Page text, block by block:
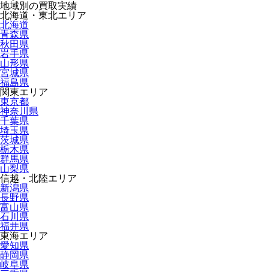
地域別の買取実績
北海道・東北エリア
北海道
青森県
秋田県
岩手県
山形県
宮城県
福島県
関東エリア
東京都
神奈川県
千葉県
埼玉県
茨城県
栃木県
群馬県
山梨県
信越・北陸エリア
新潟県
長野県
富山県
石川県
福井県
東海エリア
愛知県
静岡県
岐阜県